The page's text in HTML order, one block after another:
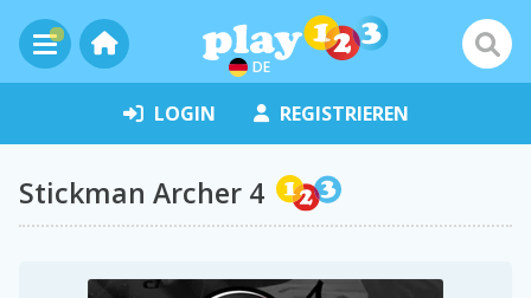
DE
LOGIN REGISTRIEREN
Stickman Archer 4